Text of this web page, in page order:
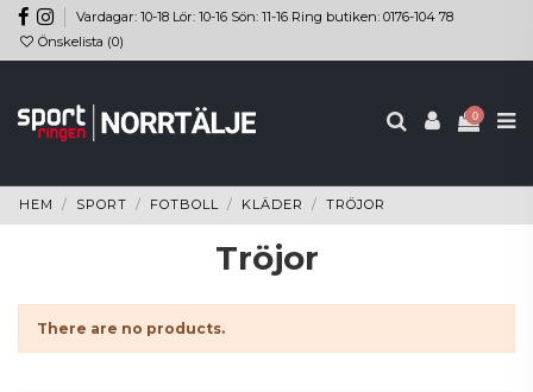
Vardagar: 10-18 Lör: 10-16 Sön: 11-16 Ring butiken: 0176-104 78
Önskelista (0)
0
HEM SPORT FOTBOLL KLÄDER TRÖJOR
Tröjor
There are no products.